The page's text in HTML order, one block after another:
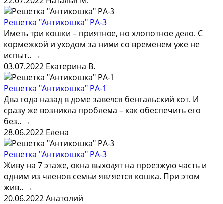
Решетка "Антикошка" РА-3
Иметь три кошки – приятное, но хлопотное дело. С
кормежкой и уходом за ними со временем уже не
испыт.. →
03.07.2022 Екатерина В.
Решетка "Антикошка" РА-1
Два года назад в доме завелся бенгальский кот. И
сразу же возникла проблема – как обеспечить его
без.. →
28.06.2022 Елена
Решетка "Антикошка" РА-3
Живу на 7 этаже, окна выходят на проезжую часть и
одним из членов семьи является кошка. При этом
жив.. →
20.06.2022Анатолий